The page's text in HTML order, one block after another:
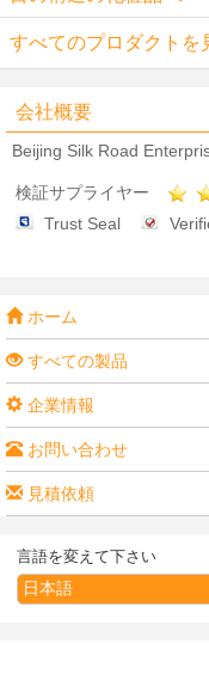
すべてのプロダクトを
会社概要
Beijing Silk Road
検証サプライヤー
Trust Seal
ホーム
すべての製品
企業情報
お問い合わせ
見積依頼
言語を変えて下さい